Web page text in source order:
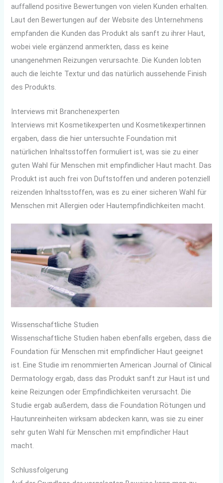
auffallend positive Bewertungen von vielen Kunden erhalten.
Laut den Bewertungen auf der Website des Unternehmens
empfanden die Kunden das Produkt als sanft zu ihrer Haut,
wobei viele ergänzend anmerkten, dass es keine
unangenehmen Reizungen verursachte. Die Kunden lobten
auch die leichte Textur und das natürlich aussehende Finish
des Produkts.
Interviews mit Branchenexperten
Interviews mit Kosmetikexperten und Kosmetikexpertinnen
ergaben, dass die hier untersuchte Foundation mit
natürlichen Inhaltsstoffen formuliert ist, was sie zu einer
guten Wahl für Menschen mit empfindlicher Haut macht. Das
Produkt ist auch frei von Duftstoffen und anderen potenziell
reizenden Inhaltsstoffen, was es zu einer sicheren Wahl für
Menschen mit Allergien oder Hautempfindlichkeiten macht.
Wissenschaftliche Studien
Wissenschaftliche Studien haben ebenfalls ergeben, dass die
Foundation für Menschen mit empfindlicher Haut geeignet
ist. Eine Studie im renommierten American Journal of Clinical
Dermatology ergab, dass das Produkt sanft zur Haut ist und
keine Reizungen oder Empfindlichkeiten verursacht. Die
Studie ergab außerdem, dass die Foundation Rötungen und
Hautunreinheiten wirksam abdecken kann, was sie zu einer
sehr guten Wahl für Menschen mit empfindlicher Haut
macht.
Schlussfolgerung